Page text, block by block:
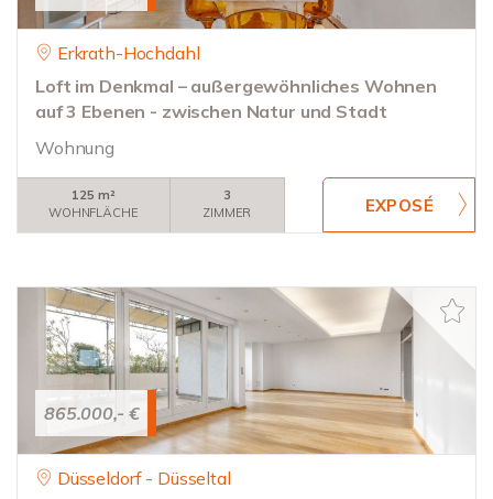
Erkrath-Hochdahl
Loft im Denkmal – außergewöhnliches Wohnen
auf 3 Ebenen - zwischen Natur und Stadt
Wohnung
125 m²
WOHNFLÄCHE
3
ZIMMER
865.000,- €
Düsseldorf - Düsseltal